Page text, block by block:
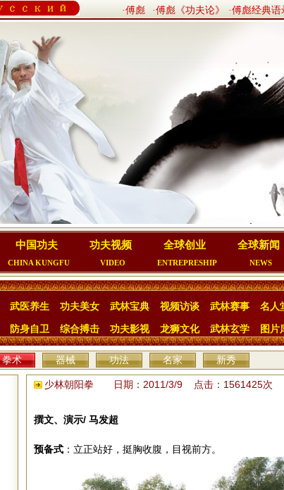
·傅彪 ·傅彪《功夫论》 ·傅彪经典语
中国功夫
CHINA KUNGFU
功夫视频
VIDEO
全球创业
ENTREPRESHIP
全球新闻
NEWS
武医养生 功夫美女 武林宝典 视频访谈 武林赛事 名人
防身自卫 综合搏击 功夫影视 龙狮文化 武林玄学 图片
拳术 器械 功法 名家 新秀
少林朝阳拳 日期：2011/3/9 点击：1561425次
撰文、演示/ 马发超
预备式 ：立正站好，挺胸收腹，目视前方。